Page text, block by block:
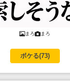
まろ まろ
ボケる(73)